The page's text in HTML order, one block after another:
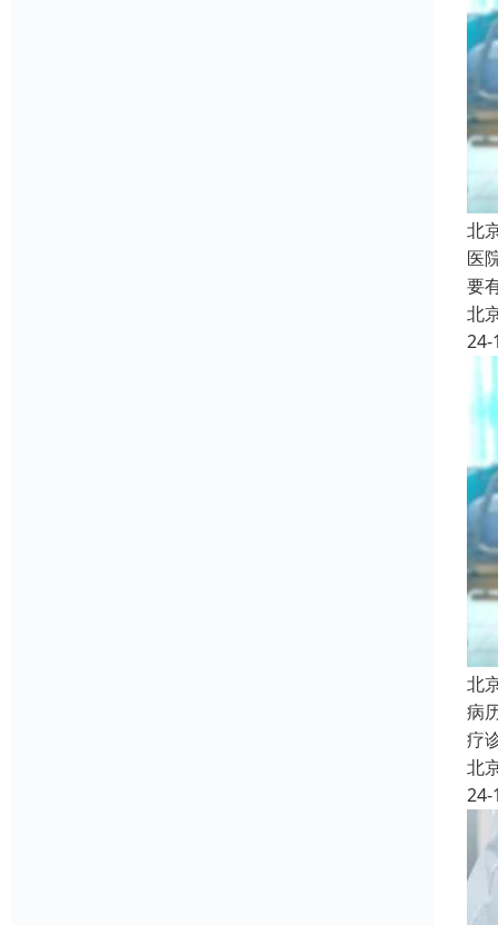
北
医
要
北
24-
北
病
疗
北
24-